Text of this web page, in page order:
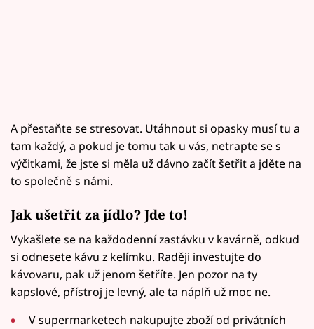
A přestaňte se stresovat. Utáhnout si opasky musí tu a
tam každý, a pokud je tomu tak u vás, netrapte se s
výčitkami, že jste si měla už dávno začít šetřit a jděte na
to společně s námi.
Jak ušetřit za jídlo? Jde to!
Vykašlete se na každodenní zastávku v kavárně, odkud
si odnesete kávu z kelímku. Raději investujte do
kávovaru, pak už jenom šetříte. Jen pozor na ty
kapslové, přístroj je levný, ale ta náplň už moc ne.
V supermarketech nakupujte zboží od privátních